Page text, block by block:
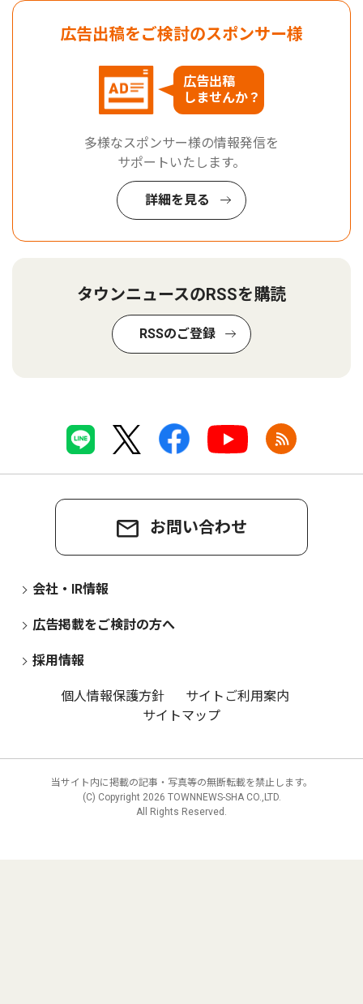
広告出稿をご検討のスポンサー様
広告出稿
しませんか？
多様なスポンサー様の情報発信を
サポートいたします。
詳細を見る
タウンニュースのRSSを購読
RSSのご登録
お問い合わせ
会社・IR情報
広告掲載をご検討の方へ
採用情報
個人情報保護方針
サイトご利用案内
サイトマップ
当サイト内に掲載の記事・写真等の無断転載を禁止します。
(C) Copyright 2026 TOWNNEWS-SHA CO.,LTD.
All Rights Reserved.